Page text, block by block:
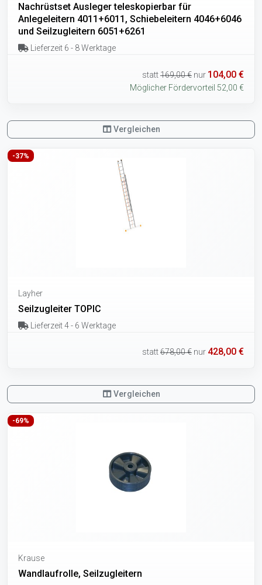
Nachrüstset Ausleger teleskopierbar für
Anlegeleitern 4011+6011, Schiebeleitern 4046+6046
und Seilzugleitern 6051+6261
Lieferzeit 6 - 8 Werktage
statt169,00 € nur 104,00 €
Möglicher Fördervorteil 52,00 €
Vergleichen
-37%
Layher
Seilzugleiter TOPIC
Lieferzeit 4 - 6 Werktage
statt678,00 € nur 428,00 €
Vergleichen
-69%
Krause
Wandlaufrolle, Seilzugleitern